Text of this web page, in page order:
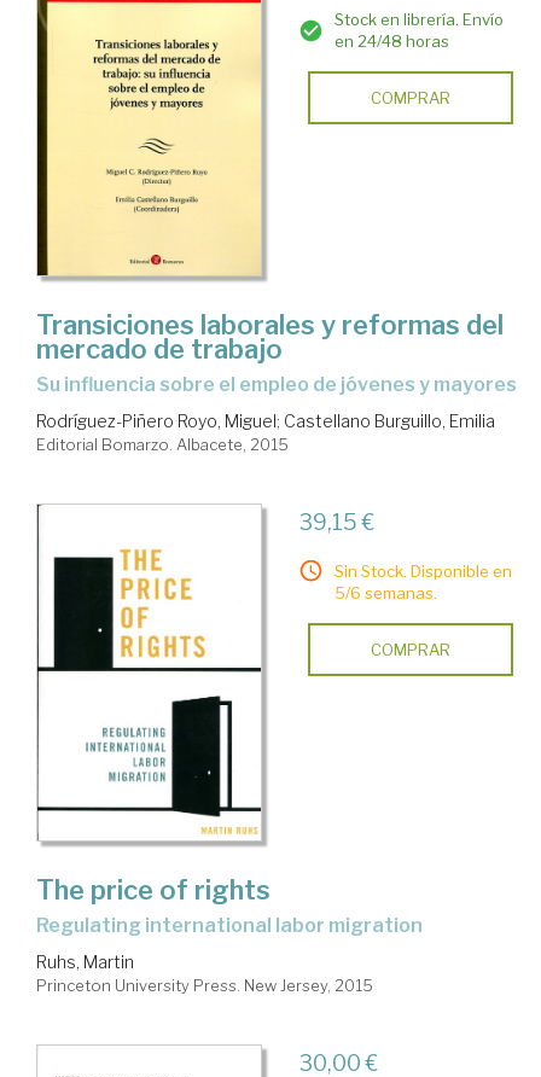
Stock en librería. Envío
en 24/48 horas
COMPRAR
Transiciones laborales y reformas del
mercado de trabajo
su influencia sobre el empleo de jóvenes y mayores
Rodríguez-Piñero Royo, Miguel; Castellano Burguillo, Emilia
Editorial Bomarzo. Albacete, 2015
39,15 €
Sin Stock. Disponible en
5/6 semanas.
COMPRAR
The price of rights
regulating international labor migration
Ruhs, Martin
Princeton University Press. New Jersey, 2015
30,00 €